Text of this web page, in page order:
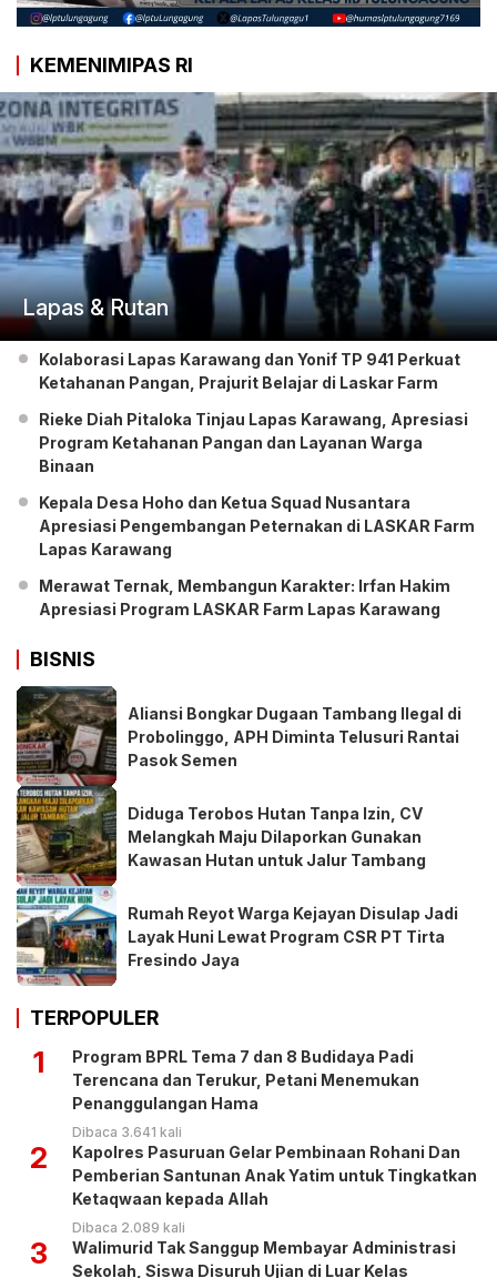
KEMENIMIPAS RI
Lapas & Rutan
Kolaborasi Lapas Karawang dan Yonif TP 941 Perkuat
Ketahanan Pangan, Prajurit Belajar di Laskar Farm
Rieke Diah Pitaloka Tinjau Lapas Karawang, Apresiasi
Program Ketahanan Pangan dan Layanan Warga
Binaan
Kepala Desa Hoho dan Ketua Squad Nusantara
Apresiasi Pengembangan Peternakan di LASKAR Farm
Lapas Karawang
Merawat Ternak, Membangun Karakter: Irfan Hakim
Apresiasi Program LASKAR Farm Lapas Karawang
BISNIS
Aliansi Bongkar Dugaan Tambang Ilegal di
Probolinggo, APH Diminta Telusuri Rantai
Pasok Semen
Diduga Terobos Hutan Tanpa Izin, CV
Melangkah Maju Dilaporkan Gunakan
Kawasan Hutan untuk Jalur Tambang
Rumah Reyot Warga Kejayan Disulap Jadi
Layak Huni Lewat Program CSR PT Tirta
Fresindo Jaya
TERPOPULER
1
Program BPRL Tema 7 dan 8 Budidaya Padi
Terencana dan Terukur, Petani Menemukan
Penanggulangan Hama
Dibaca 3.641 kali
2
Kapolres Pasuruan Gelar Pembinaan Rohani Dan
Pemberian Santunan Anak Yatim untuk Tingkatkan
Ketaqwaan kepada Allah
Dibaca 2.089 kali
3
Walimurid Tak Sanggup Membayar Administrasi
Sekolah, Siswa Disuruh Ujian di Luar Kelas